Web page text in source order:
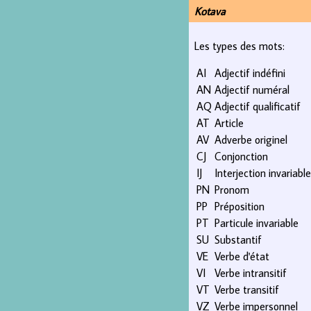
Kotava
Les types des mots:
AI Adjectif indéfini
AN Adjectif numéral
AQ Adjectif qualificatif
AT Article
AV Adverbe originel
CJ Conjonction
IJ
Interjection invariable
PN Pronom
PP Préposition
PT Particule invariable
SU Substantif
VE Verbe d'état
VI
Verbe intransitif
VT Verbe transitif
VZ Verbe impersonnel